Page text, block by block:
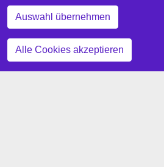
Auswahl übernehmen
Alle Cookies akzeptieren